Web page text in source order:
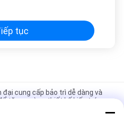
tục
cung cấp bảo trì dễ dàng và
tăng cường thiết kế kiến trúc